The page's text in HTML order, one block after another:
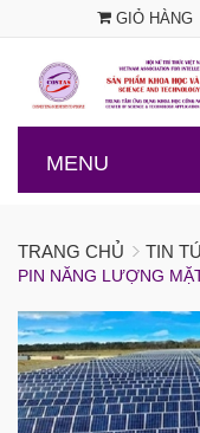
GIỎ HÀNG
MENU
TRANG CHỦ TIN
PIN NĂNG LƯỢNG